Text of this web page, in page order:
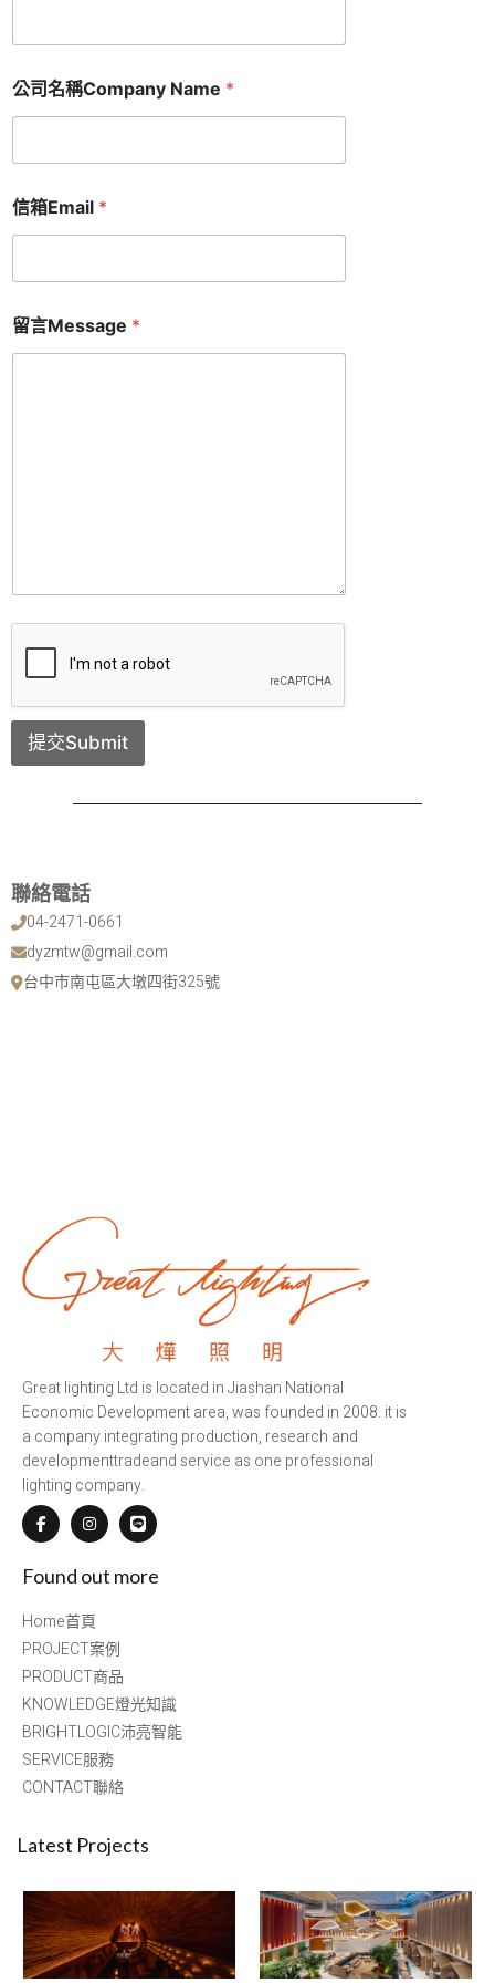
公司名稱Company Name *
信箱Email *
留言Message *
提交Submit
聯絡電話
04-2471-0661
dyzmtw@gmail.com
台中市南屯區大墩四街325號
Great lighting Ltd is located in Jiashan National
Economic Development area, was founded in 2008. it is
a company integrating production, research and
developmenttradeand service as one professional
lighting company.
Found out more
Home首頁
PROJECT案例
PRODUCT商品
KNOWLEDGE燈光知識
BRIGHTLOGIC沛亮智能
SERVICE服務
CONTACT聯絡
Latest Projects